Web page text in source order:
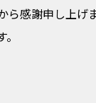
感謝申し上げ